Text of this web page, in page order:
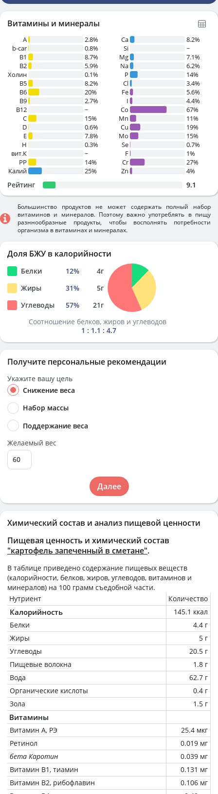
Химический состав и анализ пищевой ценности
Пищевая ценность и химический состав
"картофель запеченный в сметане".
В таблице приведено содержание пищевых веществ
(калорийности, белков, жиров, углеводов, витаминов и
минералов) на 100 грамм съедобной части.
Нутриент
Количество
Калорийность
145.1 ккал
Белки
4.4 г
Жиры
5 г
Углеводы
20.5 г
Пищевые волокна
1.8 г
Вода
62.7 г
Органические кислоты
0.4 г
Зола
1.5 г
Витамины
Витамин А, РЭ
25.4 мкг
Ретинол
0.019 мг
бета Каротин
0.039 мг
Витамин В1, тиамин
0.131 мг
Витамин В2, рибофлавин
0.106 мг
Витамины и минералы
A
2.8%
b-car
0.8%
В1
8.7%
B2
5.9%
Холин
0.1%
B5
8.2%
B6
20%
B9
2.7%
B12
~
C
15%
D
0.6%
E
7.8%
H
0.3%
вит.К
~
PP
14%
Калий
25%
Ca
8.2%
Si
~
Mg
7.1%
Na
6.2%
P
14%
Cl
3.4%
Fe
5.6%
I
4.4%
Co
67%
Mn
11%
Cu
19%
Mo
15%
Se
0.7%
F
1%
Cr
27%
Zn
4%
Рейтинг 9.1
Большинство продуктов не может содержать полный набор
витаминов и минералов. Поэтому важно употреблять в пищу
разннообразные продукты, чтобы восполнять потребности
организма в витаминах и минералах.
Доля БЖУ в калорийности
Белки 12% 4г
Жиры
31% 5г
Углеводы
57% 21г
Соотношение белков, жиров и углеводов
1 : 1.1 : 4.7
Получите персональные рекомендации
Укажите вашу цель
Снижение веса
Набор массы
Поддержание веса
Желаемый вес
Далее